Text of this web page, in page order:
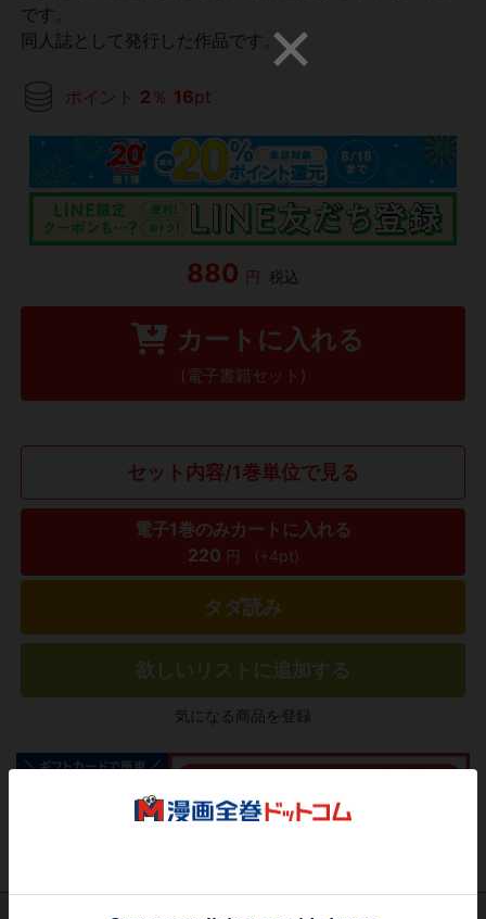
です。
同人誌として発行した作品です。
ポイント 2 ％ 16pt
880 円 税込
カートに入れる
(電子書籍セット)
セット内容/1巻単位で見る
電子1巻のみカートに入れる
220 円 (+4pt)
タダ読み
欲しいリストに追加する
気になる商品を登録